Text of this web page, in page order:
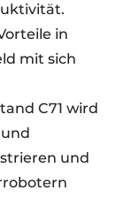
in
mit sich
C71 wird
und